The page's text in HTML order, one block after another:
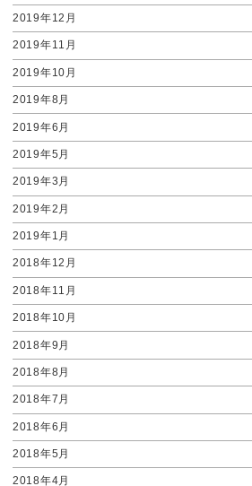
2019年12月
2019年11月
2019年10月
2019年8月
2019年6月
2019年5月
2019年3月
2019年2月
2019年1月
2018年12月
2018年11月
2018年10月
2018年9月
2018年8月
2018年7月
2018年6月
2018年5月
2018年4月